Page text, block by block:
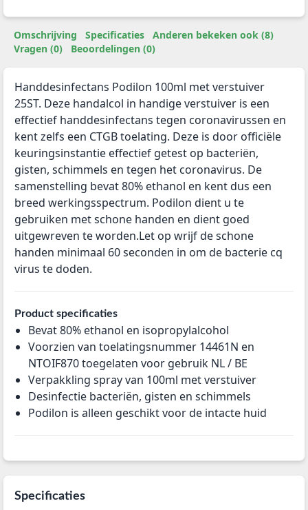
Omschrijving Specificaties
Anderen bekeken ook (8)
Vragen (0)
Beoordelingen (0)
Handdesinfectans Podilon 100ml met verstuiver
25ST. Deze handalcol in handige verstuiver is een
effectief handdesinfectans tegen coronavirussen en
kent zelfs een CTGB toelating. Deze is door officiële
keuringsinstantie effectief getest op bacteriën,
gisten, schimmels en tegen het coronavirus. De
samenstelling bevat 80% ethanol en kent dus een
breed werkingsspectrum. Podilon dient u te
gebruiken met schone handen en dient goed
uitgewreven te worden.Let op wrijf de schone
handen minimaal 60 seconden in om de bacterie cq
virus te doden.
Product specificaties
Bevat 80% ethanol en isopropylalcohol
Voorzien van toelatingsnummer 14461N en
NTOIF870 toegelaten voor gebruik NL / BE
Verpakkling spray van 100ml met verstuiver
Desinfectie bacteriën, gisten en schimmels
Podilon is alleen geschikt voor de intacte huid
Specificaties